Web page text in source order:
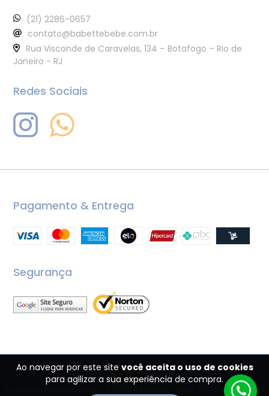
Ao navegar por este site você aceita o uso de cookies
para agilizar a sua experiência de compra.
(21) 2286-0657
contato@babettebebe.com.br
Rua Visconde de Caravelas, 134 – Botafogo – Rio de
Janeiro - RJ
Redes Sociais
Pagamento & Entrega
Segurança
Copyright Babette Bebê - 34177444000119 - 2026. Todos os direitos